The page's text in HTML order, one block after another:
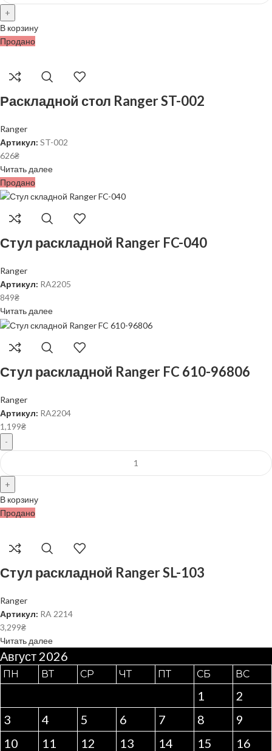
В корзину
Продано
Раскладной стол Ranger ST-002
Ranger
Артикул: ST-002
626₴
Читать далее
Продано
Стул раскладной Ranger FC-040
Ranger
Артикул: RA2205
849₴
Читать далее
Стул раскладной Ranger FC 610-96806
Ranger
Артикул: RA2204
1,199₴
В корзину
Продано
Стул раскладной Ranger SL-103
Ranger
Артикул: RA 2214
3,299₴
Читать далее
Август 2026
ПН ВТ СР ЧТ ПТ СБ ВС
1
2
3
4 5 6 7 8
9
10
11 12 13 14 15
16